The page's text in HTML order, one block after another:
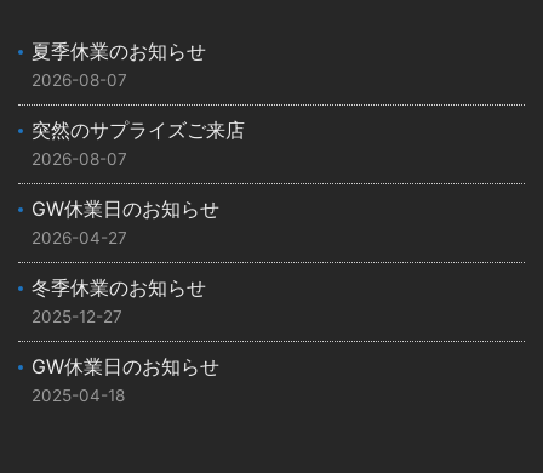
夏季休業のお知らせ
2026-08-07
突然のサプライズご来店
2026-08-07
GW休業日のお知らせ
2026-04-27
冬季休業のお知らせ
2025-12-27
GW休業日のお知らせ
2025-04-18